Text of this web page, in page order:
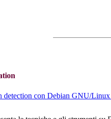
detection con Debian GNU/Linux